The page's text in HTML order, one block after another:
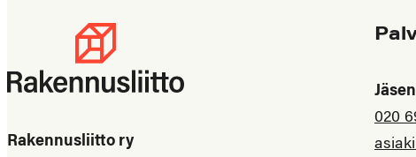
Rakennusliitto ry
020